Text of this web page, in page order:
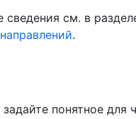
сведения см. в
.
понятное для